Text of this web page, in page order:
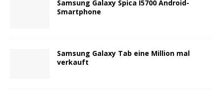
Samsung Galaxy Spica I5700 Android-
Smartphone
Samsung Galaxy Tab eine Million mal
verkauft